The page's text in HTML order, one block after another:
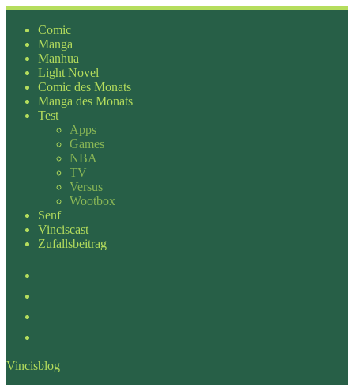
Zum
Inhalt
springen
Comic
Manga
Manhua
Light Novel
Comic des Monats
Manga des Monats
Test
Apps
Games
NBA
TV
Versus
Wootbox
Senf
Vinciscast
Zufallsbeitrag
Vincisblog